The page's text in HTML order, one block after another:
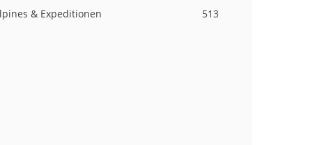
& Expeditionen
513